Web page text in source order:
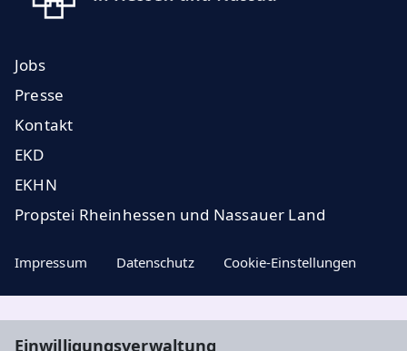
Einwilligungsverwaltung
Jobs
Presse
Kontakt
EKD
EKHN
Propstei Rheinhessen und Nassauer Land
Impressum Datenschutz Cookie-Einstellungen
Aktuelle Nachrichten, geistige Impulse und